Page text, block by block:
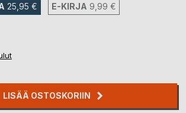
25,95 € E-KIRJA 9,99 €
LISÄÄ OSTOSKORIIN